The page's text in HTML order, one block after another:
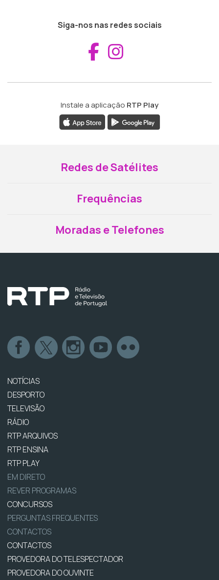
Siga-nos nas redes sociais
Aceder ao
Instale a aplicação RTP Play
Redes de Satélites
Frequências
Moradas e Telefones
NOTÍCIAS
DESPORTO
TELEVISÃO
RÁDIO
RTP ARQUIVOS
RTP ENSINA
RTP PLAY
EM DIRETO
REVER PROGRAMAS
CONCURSOS
PERGUNTAS FREQUENTES
CONTACTOS
CONTACTOS
PROVEDORA DO TELESPECTADOR
PROVEDORA DO OUVINTE